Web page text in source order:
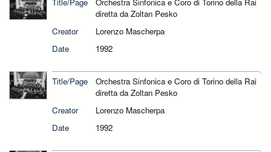
diretta da Zoltan Pesko
Creator
Lorenzo Mascherpa
Date
1992
Title/Page
Orchestra Sinfonica e Coro di Torino della Rai
diretta da Zoltan Pesko
Creator
Lorenzo Mascherpa
Date
1992